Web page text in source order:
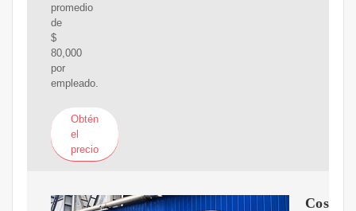
promedio
de
$
80,000
por
empleado.
Obtén
el
precio
Costo